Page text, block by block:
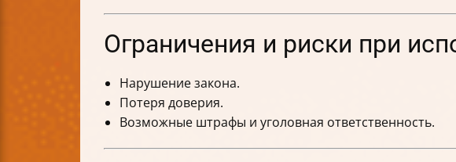
Ограничения и риски при
Нарушение закона.
Потеря доверия.
Возможные штрафы и уголовная ответственность.